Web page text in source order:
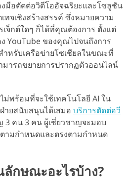
มือตัดต่อวิดีโออัจฉริยะและโซลูชัน
ทจเชิงสร้างสรรค์ ซึ่งหมายความ
จ็กต์ใดๆ ก็ได้ที่คุณต้องการ ตั้งแต่
YouTube ของคุณไปจนถึงการ
หรับเครือข่ายโซเชียลในขณะที่
ารถขยายการปรากฏตัวออนไลน์
พร้อมที่จะใช้เทคโนโลยี AI ใน
ยสนับสนุนได้เสมอ บริการตัดต่อวี
3 คน 3 คน ผู้เชี่ยวชาญจะมอบ
ามกำหนดและตรงตามกำหนด
กษณะอะไรบ้าง?